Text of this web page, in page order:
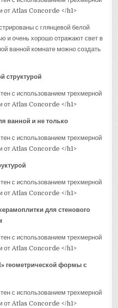
с глянцевой белой
и очень хорошо отражают свет в
ванной комнате можно создать
структурой
ванной и не только
для стенового
геометрической формы с